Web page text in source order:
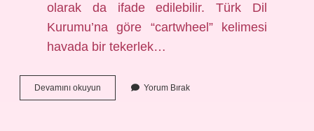
olarak da ifade edilebilir. Türk Dil
Kurumu’na göre “cartwheel” kelimesi
havada bir tekerlek…
Devamını okuyun Perende
Nedir
Yorum Bırak